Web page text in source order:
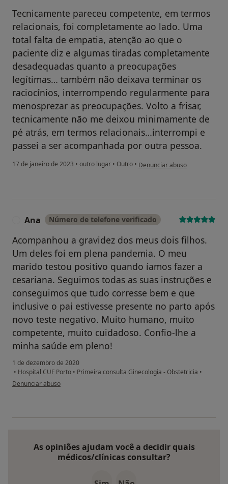
Tecnicamente pareceu competente, em termos
relacionais, foi completamente ao lado. Uma
total falta de empatia, atenção ao que o
paciente diz e algumas tiradas completamente
desadequadas quanto a preocupações
legítimas… também não deixava terminar os
raciocínios, interrompendo regularmente para
menosprezar as preocupações. Volto a frisar,
tecnicamente não me deixou minimamente de
pé atrás, em termos relacionais…interrompi e
passei a ser acompanhada por outra pessoa.
17 de janeiro de 2023 • outro lugar • Outro • na opinião do utilizador DM
Denunciar abuso
Ana Número de telefone verificado
Acompanhou a gravidez dos meus dois filhos.
Um deles foi em plena pandemia. O meu
marido testou positivo quando íamos fazer a
cesariana. Seguimos todas as suas instruções e
conseguimos que tudo corresse bem e que
inclusive o pai estivesse presente no parto após
novo teste negativo. Muito humano, muito
competente, muito cuidadoso. Confio-lhe a
minha saúde em pleno!
1 de dezembro de 2020
• Hospital CUF Porto • Primeira consulta Ginecologia - Obstetricia •
na opinião do utilizador Ana
Denunciar abuso
As opiniões ajudam você a decidir quais
médicos/clínicas consultar?